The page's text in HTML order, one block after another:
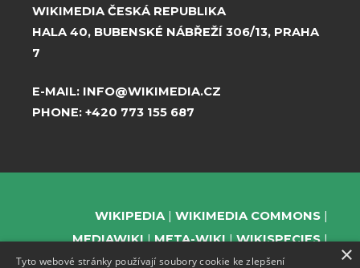
WIKIMEDIA ČESKÁ REPUBLIKA
HALA 40, BUBENSKÉ NÁBŘEŽÍ 306/13, PRAHA
7
E-MAIL: INFO@WIKIMEDIA.CZ
PHONE: +420 773 155 687
WIKIPEDIA
WIKIMEDIA COMMONS
MEDIAWIKI
META-WIKI
WIKISPECIES
WIKIBOOKS
WIKIDATA WIKIMANIA ×
Tyto webové stránky používají soubory cookie ke zlepšení